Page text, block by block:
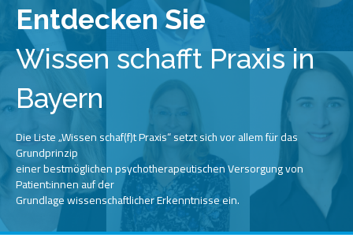
Entdecken Sie
Wissen schafft Praxis in
Bayern
Die Liste „Wissen schaf(f)t Praxis“ setzt sich vor allem für das
Grundprinzip
einer bestmöglichen psychotherapeutischen Versorgung von
Patient:innen auf der
Grundlage wissenschaftlicher Erkenntnisse ein.